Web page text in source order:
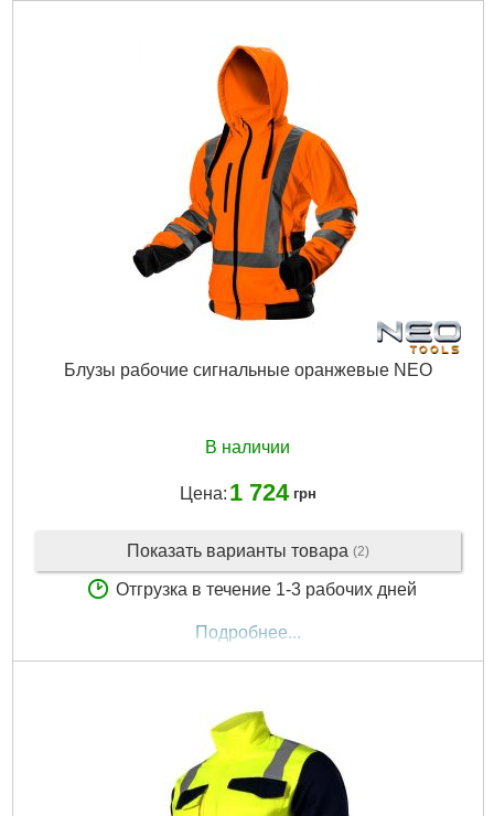
Блузы рабочие сигнальные оранжевые NEO
В наличии
Цена: 1 724 грн
Показать варианты товара (2)
Отгрузка в течение 1-3 рабочих дней
Подробнее...